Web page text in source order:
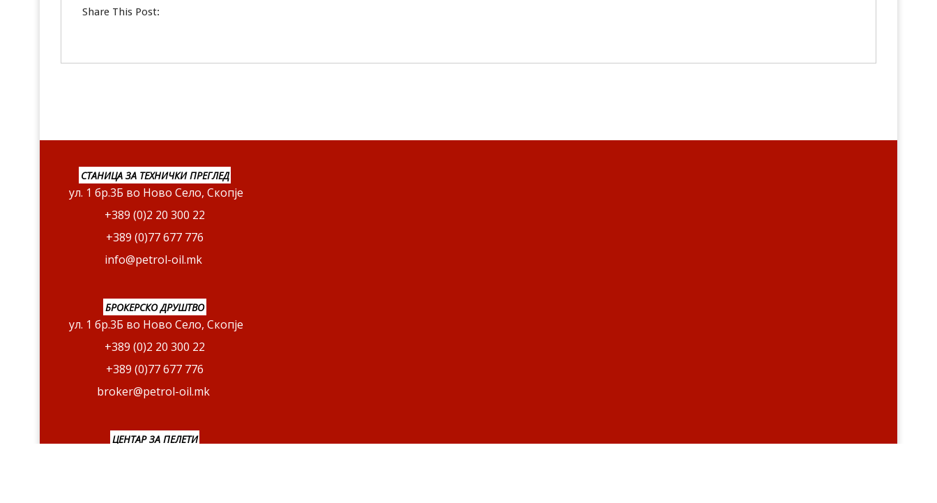
Share This Post:
СТАНИЦА ЗА ТЕХНИЧКИ ПРЕГЛЕД
ул. 1 бр.3Б во Ново Село, Скопје
+389 (0)2 20 300 22
+389 (0)77 677 776
info@petrol-oil.mk
БРОКЕРСКО ДРУШТВО
ул. 1 бр.3Б во Ново Село, Скопје
+389 (0)2 20 300 22
+389 (0)77 677 776
broker@petrol-oil.mk
ЦЕНТАР ЗА ПЕЛЕТИ